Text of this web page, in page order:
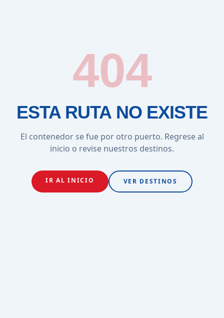
404
ESTA RUTA NO EXISTE
El contenedor se fue por otro puerto. Regrese al
inicio o revise nuestros destinos.
IR AL INICIO VER DESTINOS